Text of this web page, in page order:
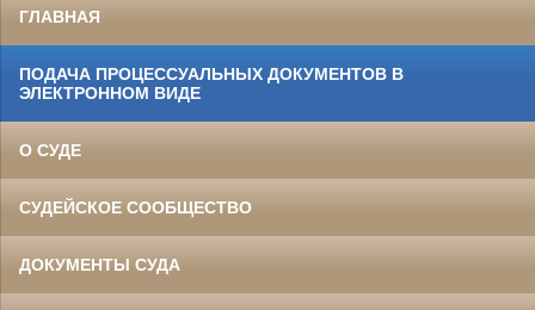
ГЛАВНАЯ
ПОДАЧА ПРОЦЕССУАЛЬНЫХ ДОКУМЕНТОВ В
ЭЛЕКТРОННОМ ВИДЕ
О СУДЕ
СУДЕЙСКОЕ СООБЩЕСТВО
ДОКУМЕНТЫ СУДА